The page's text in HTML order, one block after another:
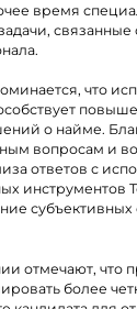
время
связанные
что
о найме.
вопросам и
ответов с
инструментов
субъективных
отмечают, что
более